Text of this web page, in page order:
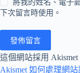
將我的姓名、電子
下次留言時使用。
發佈留言
這個網站採用
Akismet 如何處理網